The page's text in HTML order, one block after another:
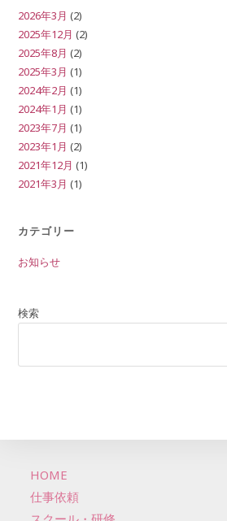
2026年3月 (2)
2025年12月 (2)
2025年8月 (2)
2025年3月 (1)
2024年2月 (1)
2024年1月 (1)
2023年7月 (1)
2023年1月 (2)
2021年12月 (1)
2021年3月 (1)
カテゴリー
お知らせ
検索
HOME
仕事依頼